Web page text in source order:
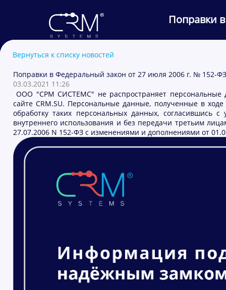
Поправки
Вернуться к списку новостей
Поправки в Федеральный закон от 27 июля 2006 г. № 152-
03.03.2021 11:26
ООО "СРМ СИСТЕМС" не распространяет персональные
сайте CRM.SU. Персональные данные, полученные в
обработку таких персональных данных, согласившись
внутреннего использования и без передачи третьим
27.07.2006 N 152-ФЗ с изменениями и дополнениями от